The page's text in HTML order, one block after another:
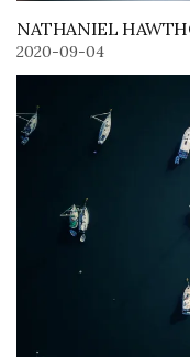
NATHANIEL
2020-09-04